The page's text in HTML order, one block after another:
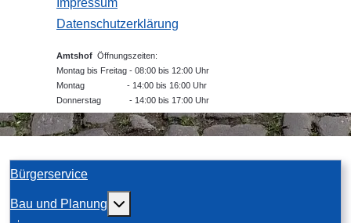
Impressum
Datenschutzerklärung
Amtshof Öffnungszeiten:
Montag bis Freitag - 08:00 bis 12:00 Uhr
Montag - 14:00 bis 16:00 Uhr
Donnerstag - 14:00 bis 17:00 Uhr
Bürgerservice
Bau und Planung Weitere Informationen: Bau und Planung